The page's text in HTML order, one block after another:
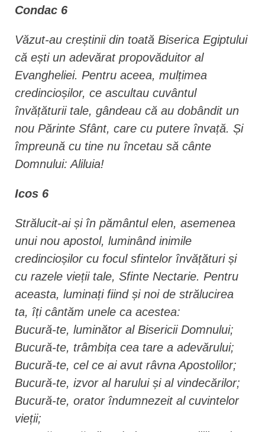
Condac 6
Văzut-au creștinii din toată Biserica Egiptului
că ești un adevărat propovăduitor al
Evangheliei. Pentru aceea, mulțimea
credincioșilor, ce ascultau cuvântul
învățăturii tale, gândeau că au dobândit un
nou Părinte Sfânt, care cu putere învață. Și
împreună cu tine nu încetau să cânte
Domnului: Aliluia!
Icos 6
Strălucit-ai și în pământul elen, asemenea
unui nou apostol, luminând inimile
credincioșilor cu focul sfintelor învă­țături și
cu razele vieții tale, Sfinte Nectarie. Pentru
aceasta, luminați fiind și noi de strălucirea
ta, îți cântăm unele ca acestea:
Bucură-te, luminător al Bisericii Domnului;
Bucură-te, trâmbița cea tare a adevărului;
Bucură-te, cel ce ai avut râvna Apostolilor;
Bucură-te, izvor al harului și al vindecărilor;
Bucură-te, orator îndumnezeit al cuvintelor
vieții;